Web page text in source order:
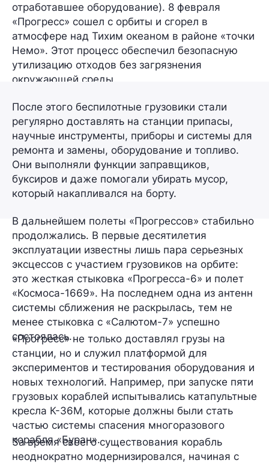
отработавшее оборудование). 8 февраля
«Прогресс» сошел с орбиты и сгорел в
атмосфере над Тихим океаном в районе «точки
Немо». Этот процесс обеспечил безопасную
утилизацию отходов без загрязнения
окружающей среды.
После этого беспилотные грузовики стали
регулярно доставлять на станции припасы,
научные инструменты, приборы и системы для
ремонта и замены, оборудование и топливо.
Они выполняли функции заправщиков,
буксиров и даже помогали убирать мусор,
который накапливался на борту.
В дальнейшем полеты «Прогрессов» стабильно
продолжались. В первые десятилетия
эксплуатации известны лишь пара серьезных
эксцессов с участием грузовиков на орбите:
это жесткая стыковка «Прогресса-6» и полет
«Космоса-1669». На последнем одна из антенн
системы сближения не раскрылась, тем не
менее стыковка с «Салютом-7» успешно
состоялась.
«Прогресс» не только доставлял грузы на
станции, но и служил платформой для
экспериментов и тестирования оборудования и
новых технологий. Например, при запуске пяти
грузовых кораблей испытывались катапультные
кресла К-36М, которые должны были стать
частью системы спасения многоразового
корабля «Буран».
За время своего существования корабль
неоднократно модернизировался, начиная с